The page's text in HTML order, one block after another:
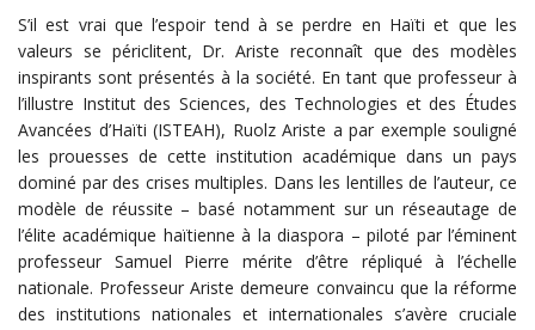
S’il est vrai que l’espoir tend à se perdre en Haïti et que les
valeurs se périclitent, Dr. Ariste reconnaît que des modèles
inspirants sont présentés à la société. En tant que professeur à
l’illustre Institut des Sciences, des Technologies et des Études
Avancées d’Haïti (ISTEAH), Ruolz Ariste a par exemple souligné
les prouesses de cette institution académique dans un pays
dominé par des crises multiples. Dans les lentilles de l’auteur, ce
modèle de réussite – basé notamment sur un réseautage de
l’élite académique haïtienne à la diaspora – piloté par l’éminent
professeur Samuel Pierre mérite d’être répliqué à l’échelle
nationale. Professeur Ariste demeure convaincu que la réforme
des institutions nationales et internationales s’avère cruciale